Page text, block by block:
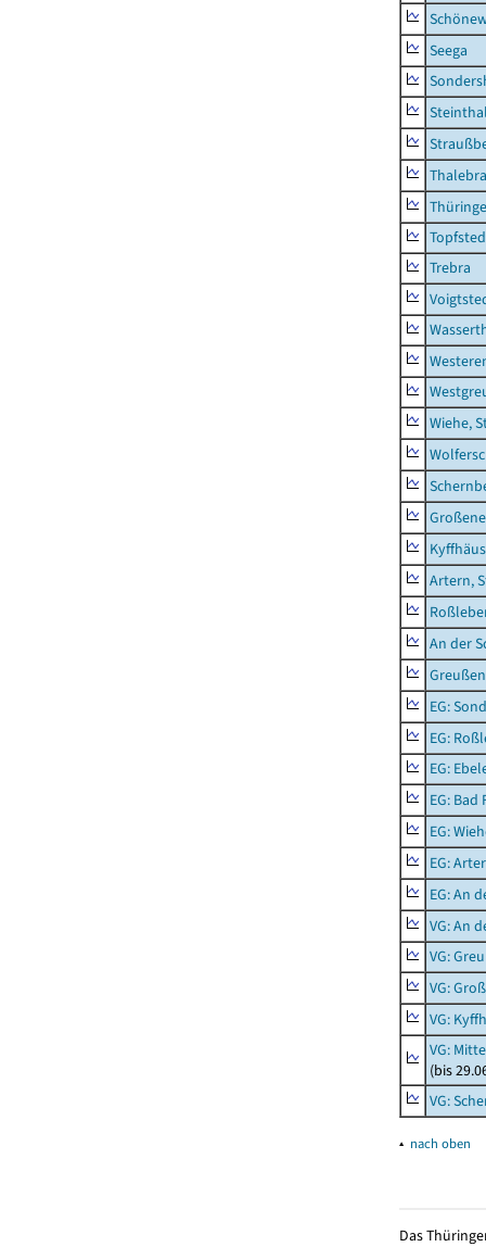
Seega
Thalebra
Trebra
Wiehe,
Artern,
An der
EG:
EG:
EG:
EG:
EG:
EG:
EG: An
VG: An
VG:
VG:
VG:
VG:
(bis
VG:
▴ nach oben
Das